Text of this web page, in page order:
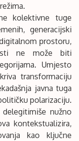
kolektivne tuge
generacijski
prostoru,
ne može biti
Umjesto
transformaciju
javna tuga
polarizaciju.
nužno
kontekstualizira,
kao ključne